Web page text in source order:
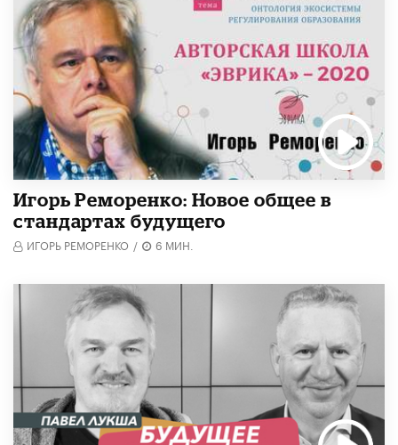
Игорь Реморенко: Новое общее в
стандартах будущего
ИГОРЬ РЕМОРЕНКО / 6 МИН.